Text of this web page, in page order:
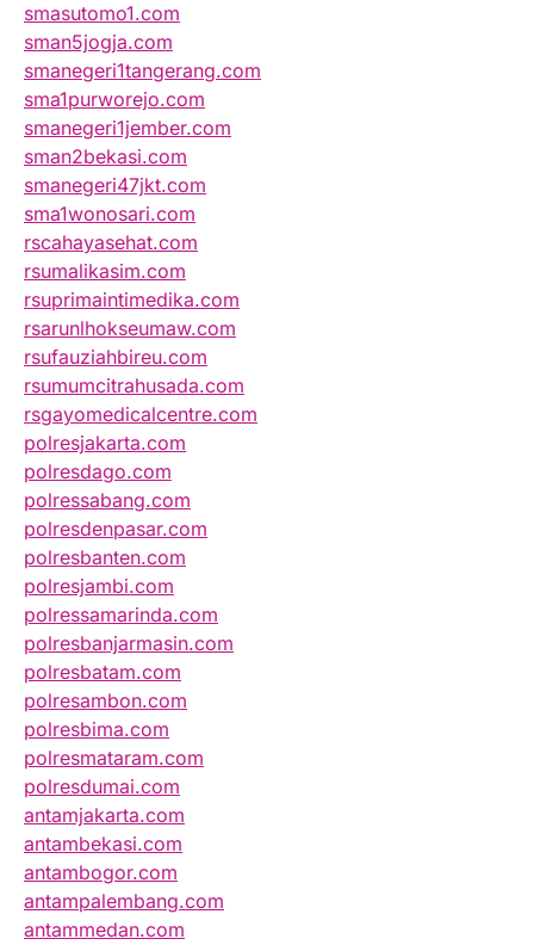
smasutomo1.com
sman5jogja.com
smanegeri1tangerang.com
sma1purworejo.com
smanegeri1jember.com
sman2bekasi.com
smanegeri47jkt.com
sma1wonosari.com
rscahayasehat.com
rsumalikasim.com
rsuprimaintimedika.com
rsarunlhokseumaw.com
rsufauziahbireu.com
rsumumcitrahusada.com
rsgayomedicalcentre.com
polresjakarta.com
polresdago.com
polressabang.com
polresdenpasar.com
polresbanten.com
polresjambi.com
polressamarinda.com
polresbanjarmasin.com
polresbatam.com
polresambon.com
polresbima.com
polresmataram.com
polresdumai.com
antamjakarta.com
antambekasi.com
antambogor.com
antampalembang.com
antammedan.com